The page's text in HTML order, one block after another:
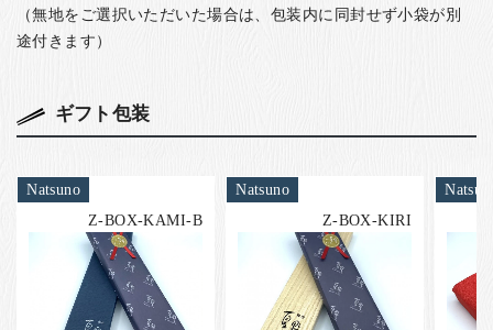
（無地をご選択いただいた場合は、包装内に同封せず小袋が別
途付きます）
ギフト包装
Natsuno
Z-BOX-KAMI-B
Natsuno
Z-BOX-KIRI